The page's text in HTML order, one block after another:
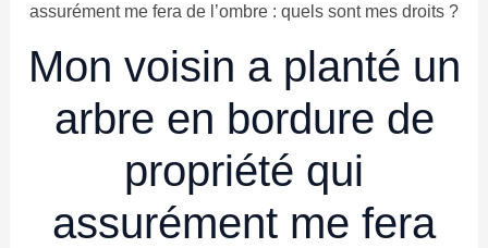
assurément me fera de l’ombre : quels sont mes droits ?
Mon voisin a planté un
arbre en bordure de
propriété qui
assurément me fera